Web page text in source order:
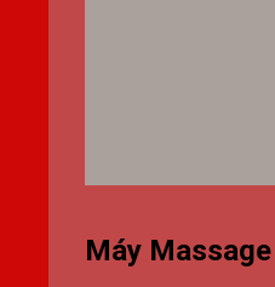
Máy Massage